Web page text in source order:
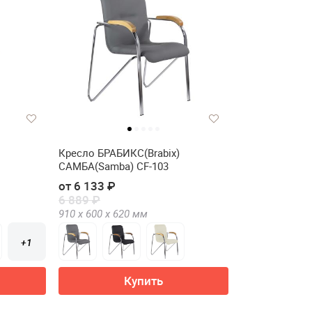
+1
Кресло БРАБИКС(Brabix)
САМБА(Samba) CF-103
от 6 133 ₽
6 889 ₽
910 х 600 х 620 мм
Купить